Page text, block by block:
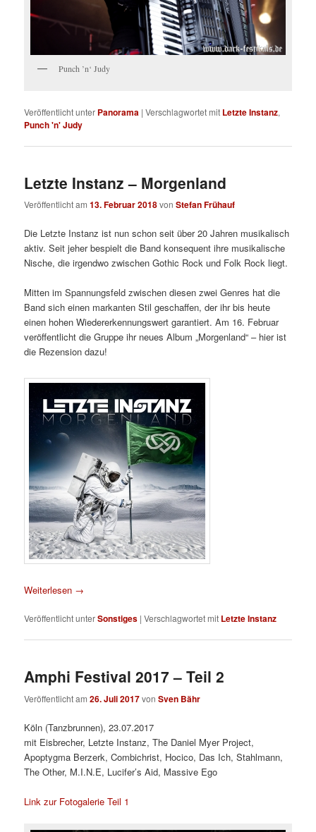
Punch ’n‘ Judy
Veröffentlicht unter Panorama |Verschlagwortet mit Letzte Instanz,
Punch 'n' Judy
Letzte Instanz – Morgenland
Veröffentlicht am13. Februar 2018vonStefan Frühauf
Die Letzte Instanz ist nun schon seit über 20 Jahren musikalisch
aktiv. Seit jeher bespielt die Band konsequent ihre musikalische
Nische, die irgendwo zwischen Gothic Rock und Folk Rock liegt.
Mitten im Spannungsfeld zwischen diesen zwei Genres hat die
Band sich einen markanten Stil geschaffen, der ihr bis heute
einen hohen Wiedererkennungswert garantiert. Am 16. Februar
veröffentlicht die Gruppe ihr neues Album „Morgenland“ – hier ist
die Rezension dazu!
Weiterlesen →
Veröffentlicht unterSonstiges |Verschlagwortet mit Letzte Instanz
Amphi Festival 2017 – Teil 2
Veröffentlicht am26. Juli 2017vonSven Bähr
Köln (Tanzbrunnen), 23.07.2017
mit Eisbrecher, Letzte Instanz, The Daniel Myer Project,
Apoptygma Berzerk, Combichrist, Hocico, Das Ich, Stahlmann,
The Other, M.I.N.E, Lucifer’s Aid, Massive Ego
Link zur Fotogalerie Teil 1